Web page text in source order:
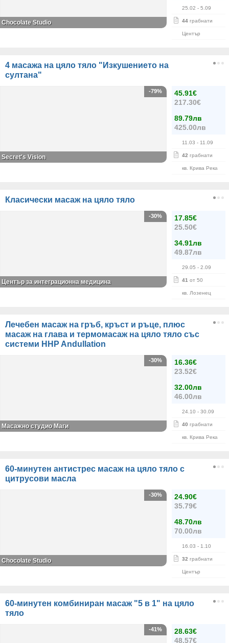
25.02 - 5.09
44 грабнати
Център
Chocolate Studio
4 масажа на цяло тяло "Изкушението на
султана"
45.91€
217.30€
89.79лв
425.00лв
11.03 - 11.09
42 грабнати
кв. Крива Река
-79%
Secret's Vision
Класически масаж на цяло тяло
17.85€
25.50€
34.91лв
49.87лв
29.05 - 2.09
41 от 50
кв. Лозенец
-30%
Център за интеграционна медицина
Лечебен масаж на гръб, кръст и ръце, плюс
масаж на глава и термомасаж на цяло тяло със
системи HHP Andullation
16.36€
23.52€
32.00лв
46.00лв
24.10 - 30.09
40 грабнати
кв. Крива Река
-30%
Масажно студио Маги
60-минутен антистрес масаж на цяло тяло с
цитрусови масла
24.90€
35.79€
48.70лв
70.00лв
16.03 - 1.10
32 грабнати
Център
-30%
Chocolate Studio
60-минутен комбиниран масаж "5 в 1" на цяло
тяло
28.63€
48.57€
-41%